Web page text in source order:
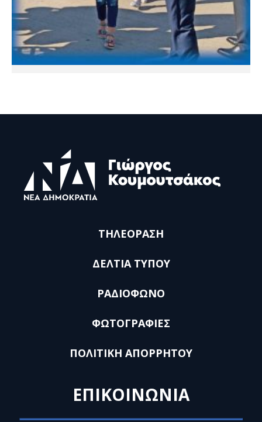
ΤΗΛΕΟΡΑΣΗ
ΔΕΛΤΙΑ ΤΥΠΟΥ
ΡΑΔΙΟΦΩΝΟ
ΦΩΤΟΓΡΑΦΙΕΣ
ΠΟΛΙΤΙΚΗ ΑΠΟΡΡΗΤΟΥ
ΕΠΙΚΟΙΝΩΝΙΑ